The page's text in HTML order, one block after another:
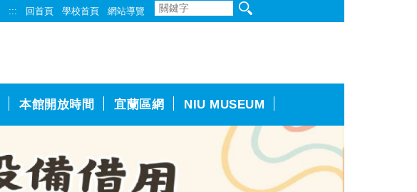
::: 回首頁 學校首頁 網站導覽
本館開放時間 宜蘭區網 NIU MUSEUM